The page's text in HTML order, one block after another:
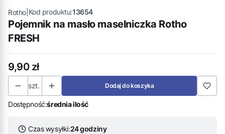
Rotho| Kod produktu:13654
Pojemnik na masło maselniczka Rotho
FRESH
Cena
9,90 zł
szt. Dodaj do koszyka
Dostępność:średnia ilość
Czas wysyłki:24 godziny